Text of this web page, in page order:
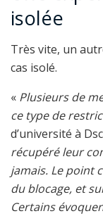
isolée
Très vite, un
cas isolé.
« Plusieurs de
ce type de
d’université à
récupéré leur
jamais. Le point
du blocage, et
Certains